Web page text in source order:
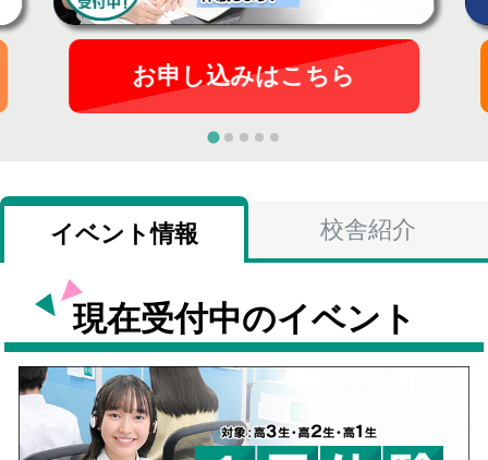
お申し込みはこちら
イベント情報 校舎紹介
現在受付中のイベント